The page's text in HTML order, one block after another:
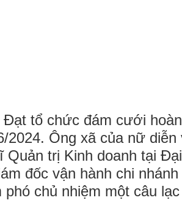
Đạt tổ chức đám cưới
2024. Ông xã của nữ
Quản trị Kinh doanh tại
đốc vận hành chi
phó chủ nhiệm một câu